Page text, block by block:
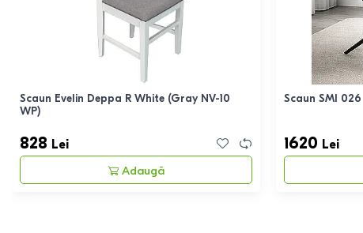
Scaun Evelin Deppa R White (Gray NV-10
WP)
828 Lei
Adaugă
Scaun SMI 026
1620 Lei